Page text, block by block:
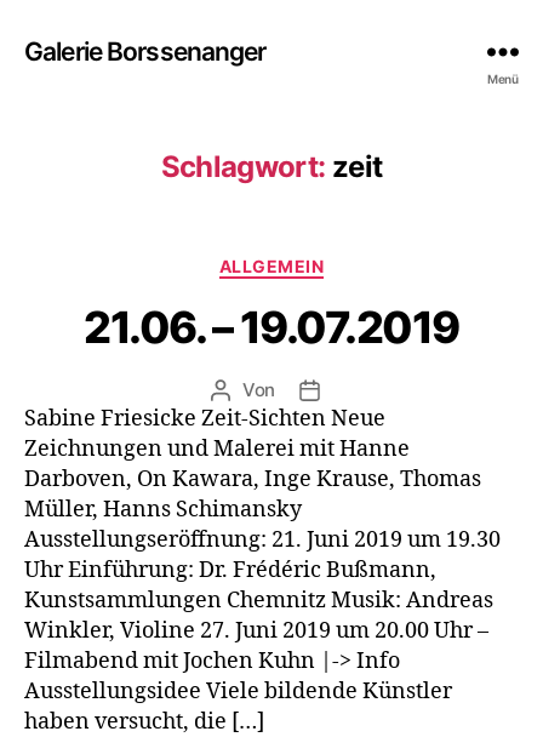
Galerie Borssenanger
Menü
Schlagwort: zeit
Kategorien
ALLGEMEIN
21.06. – 19.07.2019
Beitragsautor
Von Beitragsdatum
Sabine Friesicke Zeit-Sichten Neue
Zeichnungen und Malerei mit Hanne
Darboven, On Kawara, Inge Krause, Thomas
Müller, Hanns Schimansky
Ausstellungseröffnung: 21. Juni 2019 um 19.30
Uhr Einführung: Dr. Frédéric Bußmann,
Kunstsammlungen Chemnitz Musik: Andreas
Winkler, Violine 27. Juni 2019 um 20.00 Uhr –
Filmabend mit Jochen Kuhn |-> Info
Ausstellungsidee Viele bildende Künstler
haben versucht, die […]